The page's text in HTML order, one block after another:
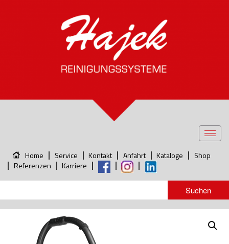
Home Service Kontakt Anfahrt Kataloge
Shop
Referenzen
Karriere